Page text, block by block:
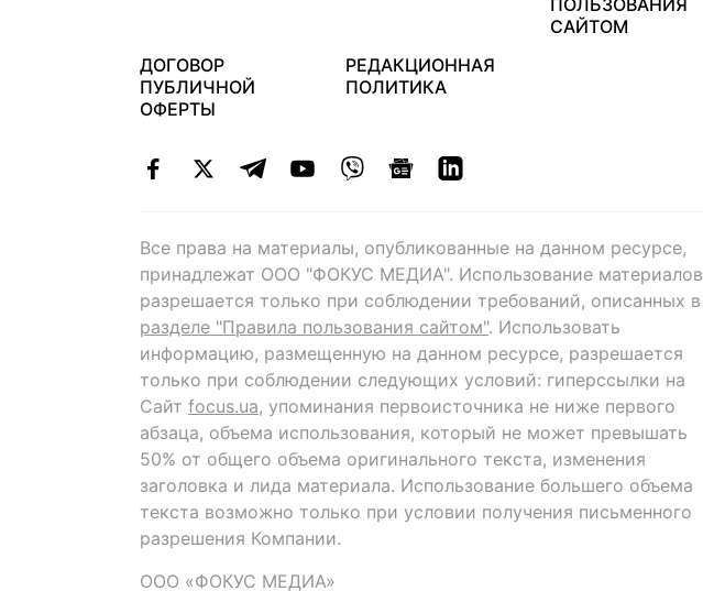
ПОЛЬЗОВАНИЯ
САЙТОМ
ДОГОВОР
ПУБЛИЧНОЙ
ОФЕРТЫ
РЕДАКЦИОННАЯ
ПОЛИТИКА
Все права на материалы, опубликованные на данном ресурсе,
принадлежат ООО "ФОКУС МЕДИА". Использование материалов
разрешается только при соблюдении требований, описанных в
разделе "Правила пользования сайтом". Использовать
информацию, размещенную на данном ресурсе, разрешается
только при соблюдении следующих условий: гиперссылки на
Сайт focus.ua, упоминания первоисточника не ниже первого
абзаца, объема использования, который не может превышать
50% от общего объема оригинального текста, изменения
заголовка и лида материала. Использование большего объема
текста возможно только при условии получения письменного
разрешения Компании.
ООО «ФОКУС МЕДИА»